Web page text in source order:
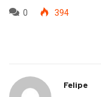
0 394
Felipe